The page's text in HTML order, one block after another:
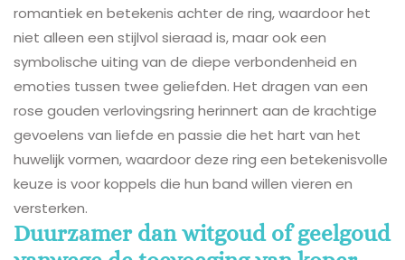
romantiek en betekenis achter de ring, waardoor het
niet alleen een stijlvol sieraad is, maar ook een
symbolische uiting van de diepe verbondenheid en
emoties tussen twee geliefden. Het dragen van een
rose gouden verlovingsring herinnert aan de krachtige
gevoelens van liefde en passie die het hart van het
huwelijk vormen, waardoor deze ring een betekenisvolle
keuze is voor koppels die hun band willen vieren en
versterken.
Duurzamer dan witgoud of geelgoud